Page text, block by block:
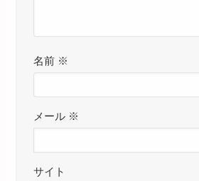
名前 ※
メール ※
サイト